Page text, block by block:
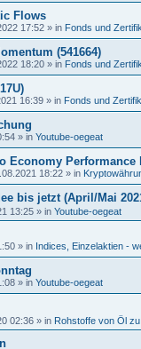
Flows
17:52 » in Fonds und
(541664)
18:20 » in Fonds und
16:39 » in Fonds und
» in Youtube-oegeat
Economy Performance
18:22 » in
bis jetzt (April/Mai
13:25 » in Youtube-oegeat
» in Indices, Einzelaktien -
» in Youtube-oegeat
02:36 » in Rohstoffe von Öl